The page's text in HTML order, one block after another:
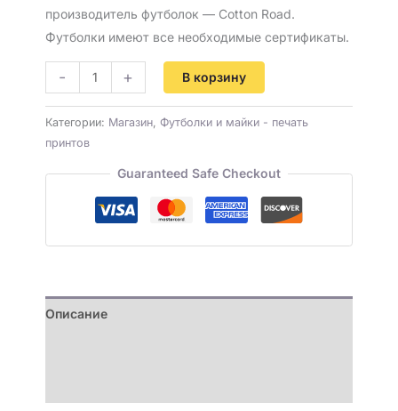
производитель футболок — Cotton Road.
Футболки имеют все необходимые сертификаты.
- + В корзину
Категории: Магазин, Футболки и майки - печать
принтов
Guaranteed Safe Checkout
Описание